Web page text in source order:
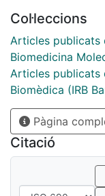
force fields and
effort, we
forces that
symmetry groups
unprecedented
coupling
crystallization
groups are stable
additive.
but non-
of DNA.
Col·leccions
Articles publicats
Biomedicina
Articles publicats
Biomèdica (IRB
Pàgina
Citació